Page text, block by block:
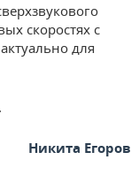
скоростях с
для
Никита Егоров